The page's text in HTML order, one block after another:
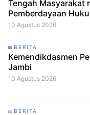
Tengah Masyarakat
Pemberdayaan
10 Agustus 2026
BERITA
Kemendikdasmen
Jambi
10 Agustus 2026
BERITA